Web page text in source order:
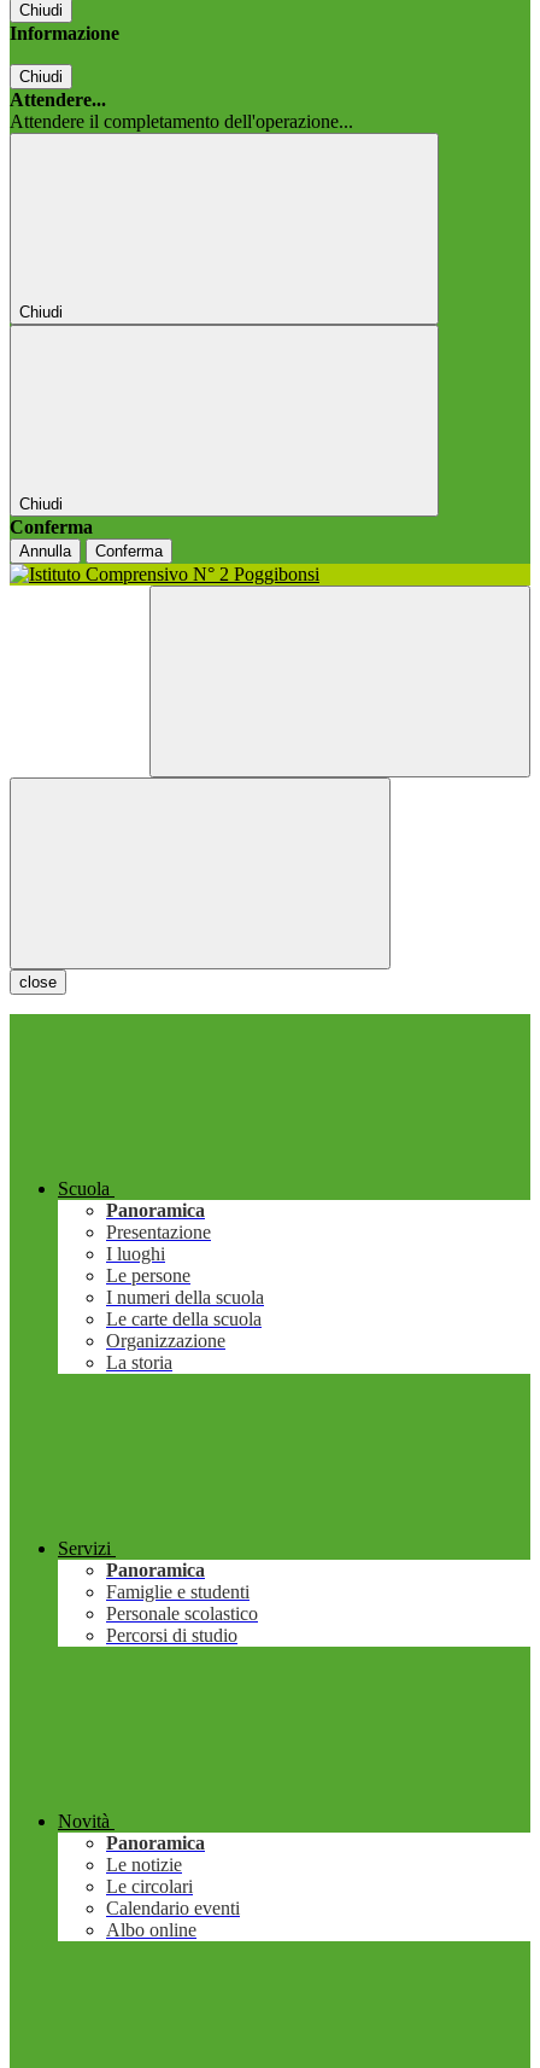
Chiudi
Informazione
Chiudi
Attendere...
Attendere il completamento dell'operazione...
Chiudi
Chiudi
Conferma
Annulla Conferma
close
Scuola
Panoramica
Presentazione
I luoghi
Le persone
I numeri della scuola
Le carte della scuola
Organizzazione
La storia
Servizi
Panoramica
Famiglie e studenti
Personale scolastico
Percorsi di studio
Novità
Panoramica
Le notizie
Le circolari
Calendario eventi
Albo online